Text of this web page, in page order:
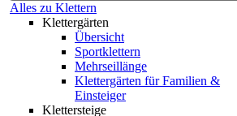
Alles zu Klettern
Klettergärten
Übersicht
Sportklettern
Mehrseillänge
Klettergärten für Familien &
Einsteiger
Klettersteige